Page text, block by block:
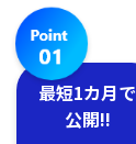
最短1カ月で
公開!!